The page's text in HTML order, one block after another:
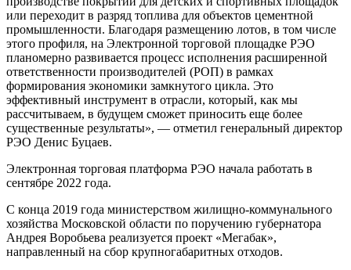
или переходит в разряд топлива для объектов цементной
промышленности. Благодаря размещению лотов, в том числе
этого профиля, на Электронной торговой площадке РЭО
планомерно развивается процесс исполнения расширенной
ответственности производителей (РОП) в рамках
формирования экономики замкнутого цикла. Это
эффективный инструмент в отрасли, который, как мы
рассчитываем, в будущем сможет приносить еще более
существенные результаты», — отметил генеральный директор
РЭО Денис Буцаев.
Электронная торговая платформа РЭО начала работать в
сентябре 2022 года.
С конца 2019 года министерством жилищно-коммунального
хозяйства Московской области по поручению губернатора
Андрея Воробьева реализуется проект «Мегабак»,
направленный на сбор крупногабаритных отходов.